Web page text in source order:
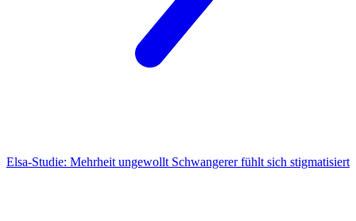
Elsa-Studie: Mehrheit ungewollt Schwangerer fühlt sich stigmatisiert